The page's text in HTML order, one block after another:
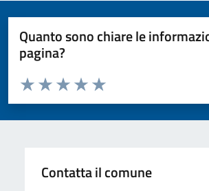
Quanto sono chiare le
pagina?
Valuta da 1 a 5 stelle la pagina
Valuta 5 stelle su 5
Valuta 4 stelle su 5
Valuta 3 stelle su 5
Valuta 2 stelle su 5
Valuta 1 stelle su 5
Contatta il comune